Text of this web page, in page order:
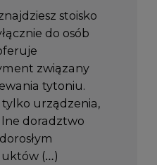
stoisko
do osób
związany
tytoniu.
urządzenia,
doradztwo
(…)